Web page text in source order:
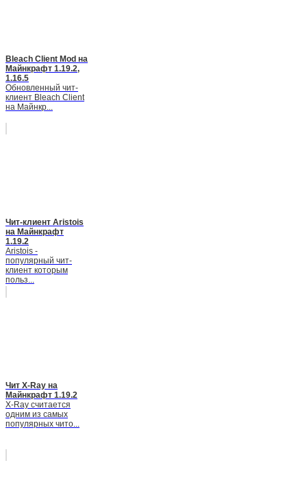
Bleach Client Mod на
Майнкрафт 1.19.2,
1.16.5
Обновленный чит-
клиент Bleach Client
на Майнкр...
Чит-клиент Aristois
на Майнкрафт
1.19.2
Aristois -
популярный чит-
клиент которым
польз...
Чит X-Ray на
Майнкрафт 1.19.2
X-Ray считается
одним из самых
популярных чито...